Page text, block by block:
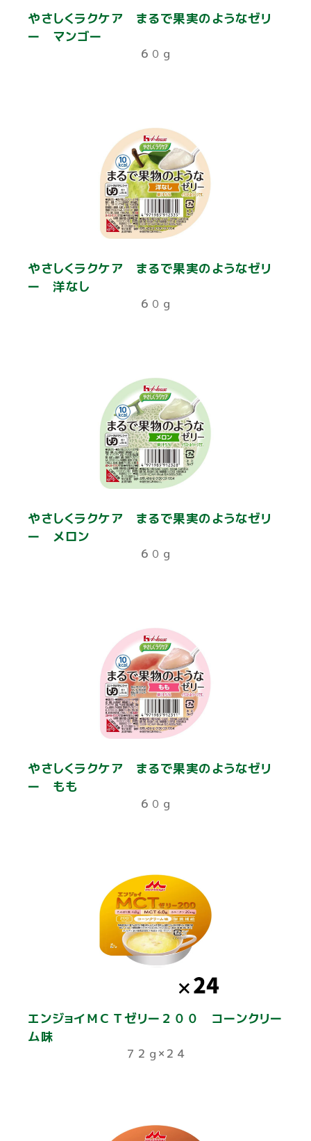
やさしくラクケア まるで果実のようなゼリ
ー マンゴー
６０ｇ
やさしくラクケア まるで果実のようなゼリ
ー 洋なし
６０ｇ
やさしくラクケア まるで果実のようなゼリ
ー メロン
６０ｇ
やさしくラクケア まるで果実のようなゼリ
ー もも
６０ｇ
エンジョイＭＣＴゼリー２００ コーンクリー
ム味
７２ｇ×２４